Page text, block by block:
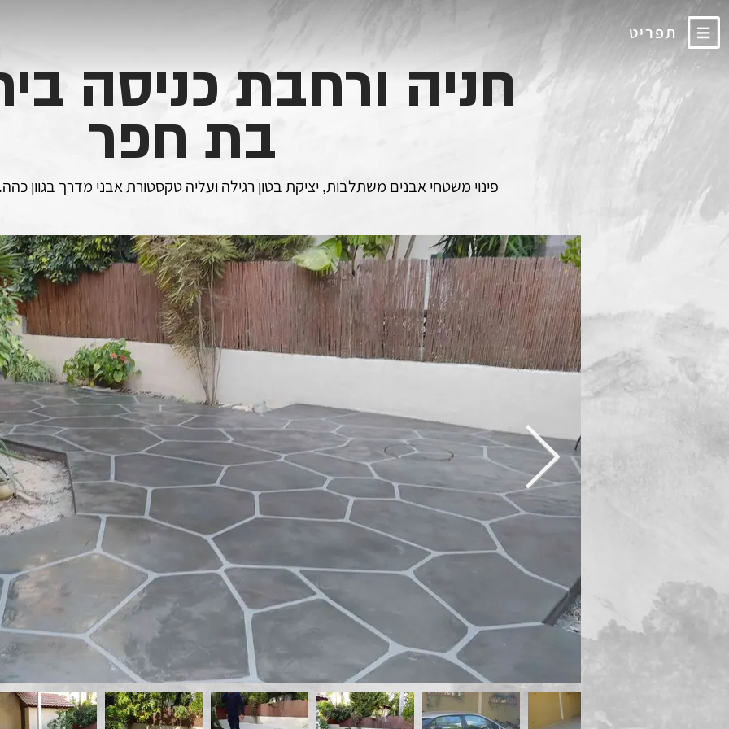
תפריט
חניה ורחבת כניסה
בת חפר
פינוי משטחי אבנים משתלבות, יציקת בטון רגילה ועליה טקסטורת אבני מדרך בגוון